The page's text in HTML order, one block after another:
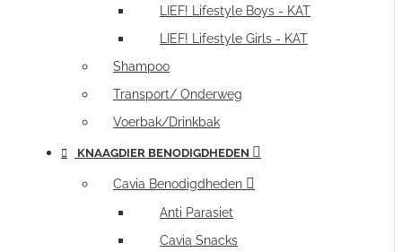
LIEF! Lifestyle Boys - KAT
LIEF! Lifestyle Girls - KAT
Shampoo
Transport/ Onderweg
Voerbak/Drinkbak
KNAAGDIER BENODIGDHEDEN
Cavia Benodigdheden
Anti Parasiet
Cavia Snacks